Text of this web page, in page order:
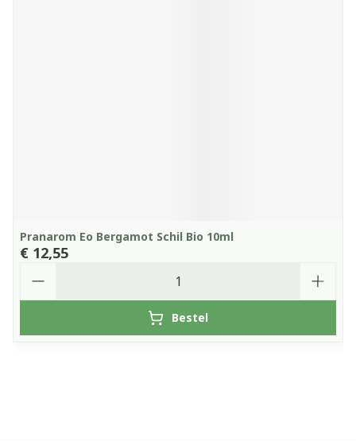
Pranarom Eo Bergamot Schil Bio 10ml
€ 12,55
Bestel